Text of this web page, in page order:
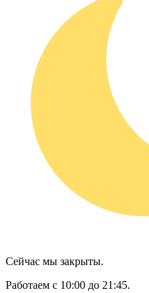
Сейчас мы закрыты.
Работаем с 10:00 до 21:45.